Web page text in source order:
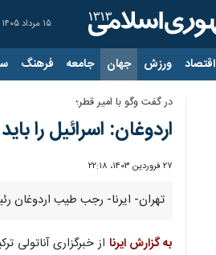
۱۵ مرداد ۱۴۰۵
اقتصاد ورزش جهان جامعه فرهنگ
در گفت وگو با امیر قطر؛
اردوغان: اسرائیل را
۲۷ فروردین ۱۴۰۳، ۲۲:۱۸
تهران- ایرنا- رجب طیب اردوغان
به گزارش ایرنا از خبرگزاری آناتولی